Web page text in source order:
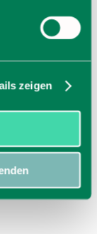
zeigen